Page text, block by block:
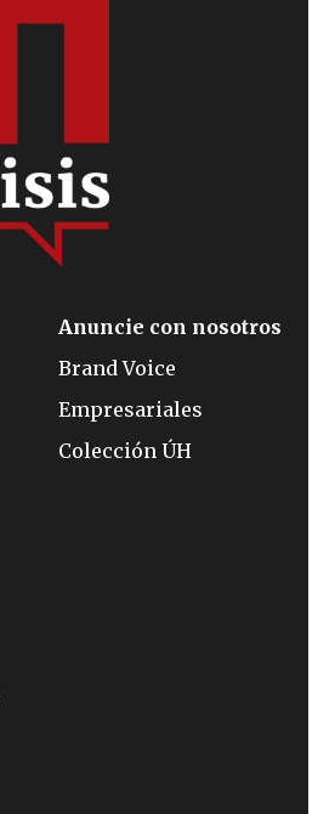
Anuncie con nosotros
Brand Voice
Empresariales
Colección ÚH